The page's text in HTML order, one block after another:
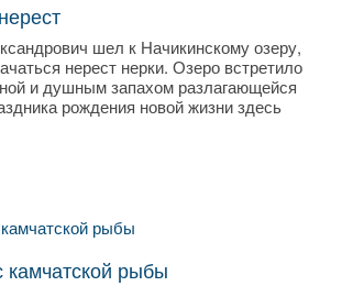
шел к Начикинскому озеру,
нерест нерки. Озеро встретило
и душным запахом разлагающейся
рождения новой жизни здесь
камчатской рыбы